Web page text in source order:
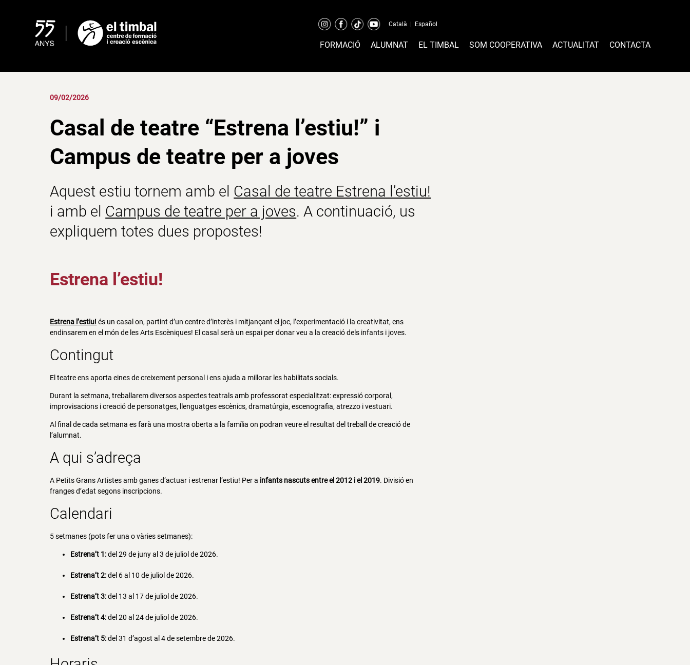
Català Español
FORMACIÓ ALUMNAT EL TIMBAL SOM COOPERATIVA ACTUALITAT CONTACTA
09/02/2026
Casal de teatre “Estrena l’estiu!” i
Campus de teatre per a joves
Aquest estiu tornem amb el Casal de teatre Estrena l’estiu!
i amb el Campus de teatre per a joves. A continuació, us
expliquem totes dues propostes!
Estrena l’estiu!
Estrena l’estiu! és un casal on, partint d’un centre d’interès i mitjançant el joc, l’experimentació i la creativitat, ens
endinsarem en el món de les Arts Escèniques! El casal serà un espai per donar veu a la creació dels infants i joves.
Contingut
El teatre ens aporta eines de creixement personal i ens ajuda a millorar les habilitats socials.
Durant la setmana, treballarem diversos aspectes teatrals amb professorat especialitzat: expressió corporal,
improvisacions i creació de personatges, llenguatges escènics, dramatúrgia, escenografia, atrezzo i vestuari.
Al final de cada setmana es farà una mostra oberta a la família on podran veure el resultat del treball de creació de
l’alumnat.
A qui s’adreça
A Petits Grans Artistes amb ganes d’actuar i estrenar l’estiu! Per a infants nascuts entre el 2012 i el 2019. Divisió en
franges d’edat segons inscripcions.
Calendari
5 setmanes (pots fer una o vàries setmanes):
Estrena’t 1:del 29 de juny al 3 de juliol de 2026.
Estrena’t 2:del 6 al 10 de juliol de 2026.
Estrena’t 3:del 13 al 17 de juliol de 2026.
Estrena’t 4:del 20 al 24 de juliol de 2026.
Estrena’t 5:del 31 d’agost al 4 de setembre de 2026.